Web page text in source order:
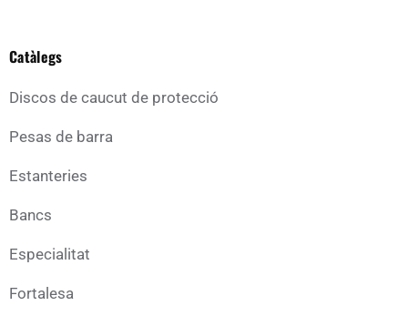
Catàlegs
Discos de caucut de protecció
Pesas de barra
Estanteries
Bancs
Especialitat
Fortalesa